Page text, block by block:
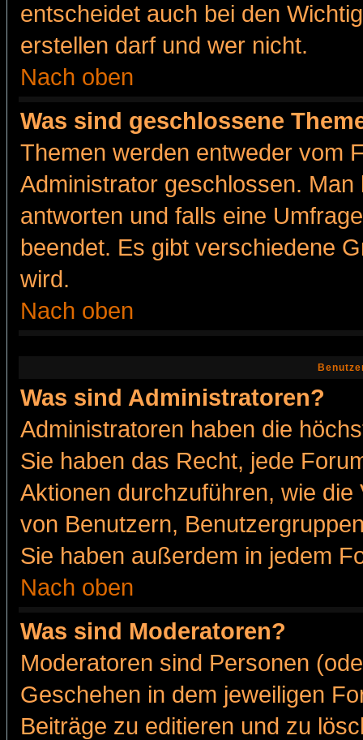
entscheidet auch bei den
erstellen darf und wer nicht.
Nach oben
Was sind geschlossene
Themen werden entweder vom
Administrator geschlossen.
antworten und falls eine
beendet. Es gibt verschiedene
wird.
Nach oben
Was sind Administratoren?
Administratoren haben die
Sie haben das Recht, jede
Aktionen durchzuführen, wie
von Benutzern,
Sie haben außerdem in jedem
Nach oben
Was sind Moderatoren?
Moderatoren sind Personen
Geschehen in dem jeweiligen
Beiträge zu editieren und zu